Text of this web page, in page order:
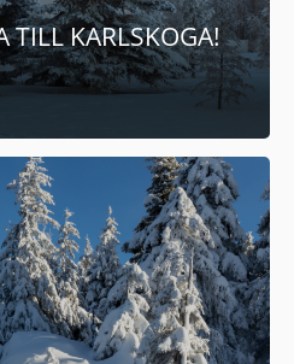
TILL KARLSKOGA!